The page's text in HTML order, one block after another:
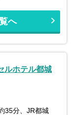
へ
ルホテル都城
35分、JR都城